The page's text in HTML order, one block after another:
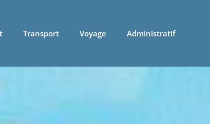
Transport Voyage Administratif